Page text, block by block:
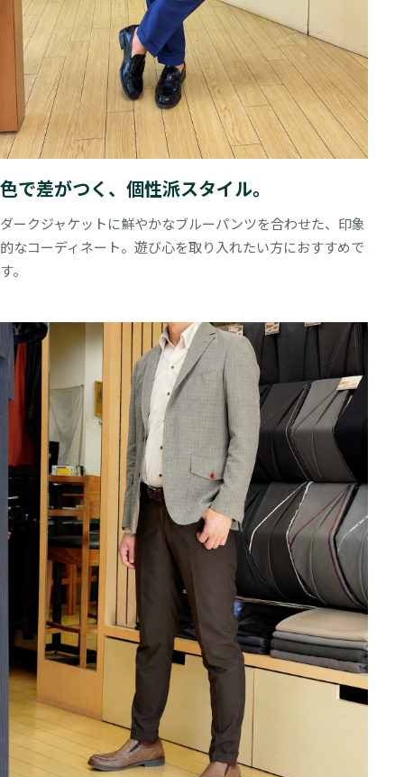
色で差がつく、個性派スタイル。
ダークジャケットに鮮やかなブルーパンツを合わせた、印象
的なコーディネート。遊び心を取り入れたい方におすすめで
す。